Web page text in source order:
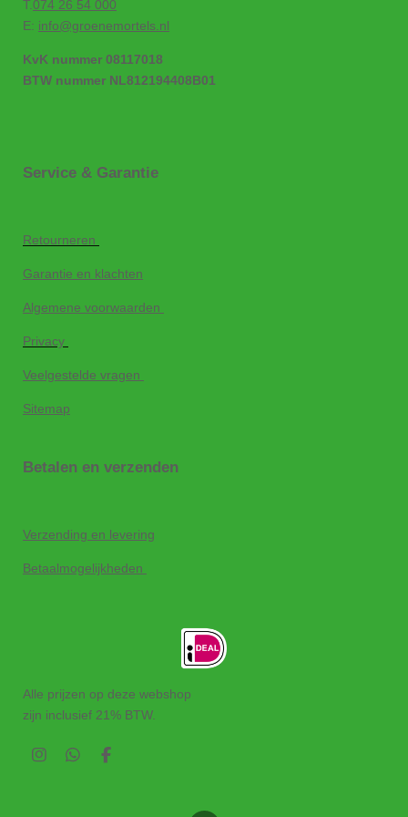
T.074 26 54 000
E: info@groenemortels.nl
KvK nummer 08117018
BTW nummer NL812194408B01
Service & Garantie
Retourneren
Garantie en klachten
Algemene voorwaarden
Privacy
Veelgestelde vragen
Sitemap
Betalen en verzenden
Verzending en levering
Betaalmogelijkheden
Alle prijzen op deze webshop
zijn inclusief 21% BTW.
I
W
F